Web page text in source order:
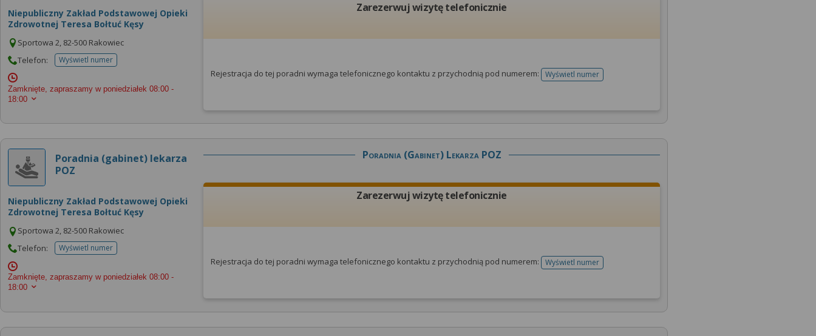
Niepubliczny Zakład Podstawowej Opieki
Zdrowotnej Teresa Bołtuć Kęsy
Sportowa 2, 82-500 Rakowiec
Telefon:
Wyświetl numertelefonu do placowki
Zamknięte, zapraszamy w poniedziałek 08:00 -
18:00
Zarezerwuj wizytę telefonicznie
Rejestracja do tej poradni wymaga telefonicznego kontaktu z przychodnią pod numerem: Wyświetl numertelefonu do rejestracji
Poradnia (gabinet) lekarza
POZ
Niepubliczny Zakład Podstawowej Opieki
Zdrowotnej Teresa Bołtuć Kęsy
Sportowa 2, 82-500 Rakowiec
Telefon:
Wyświetl numertelefonu do placowki
Zamknięte, zapraszamy w poniedziałek 08:00 -
18:00
Poradnia (gabinet) Lekarza POZ
Zarezerwuj wizytę telefonicznie
Rejestracja do tej poradni wymaga telefonicznego kontaktu z przychodnią pod numerem: Wyświetl numertelefonu do rejestracji